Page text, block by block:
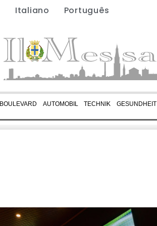
Italiano Português
BOULEVARD AUTOMOBIL TECHNIK GESUNDHEIT